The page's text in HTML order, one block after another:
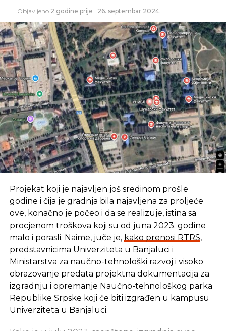
Objavljeno 2 godine prije 26. septembar 2024.
Projekat koji je najavljen još sredinom prošle
godine i čija je gradnja bila najavljena za proljeće
ove, konačno je počeo i da se realizuje, istina sa
procjenom troškova koji su od juna 2023. godine
malo i porasli. Naime, juče je, kako prenosi RTRS,
predstavnicima Univerziteta u Banjaluci i
Ministarstva za naučno-tehnološki razvoj i visoko
obrazovanje predata projektna dokumentacija za
izgradnju i opremanje Naučno-tehnološkog parka
Republike Srpske koji će biti izgrađen u kampusu
Univerziteta u Banjaluci.